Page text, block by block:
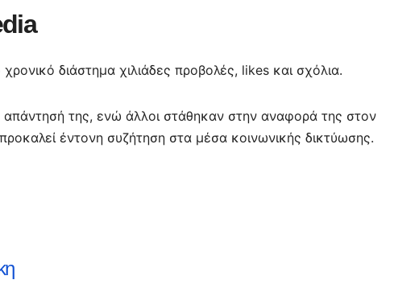
διάστημα χιλιάδες προβολές, likes και σχόλια.
της, ενώ άλλοι στάθηκαν στην αναφορά της στον
έντονη συζήτηση στα μέσα κοινωνικής δικτύωσης.